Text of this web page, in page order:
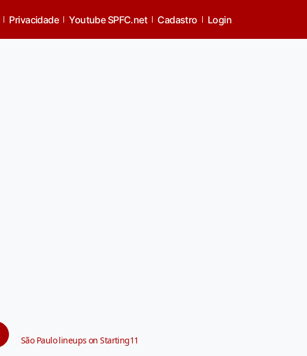
Privacidade Youtube SPFC.net Cadastro Login
São Paulo lineups on Starting11